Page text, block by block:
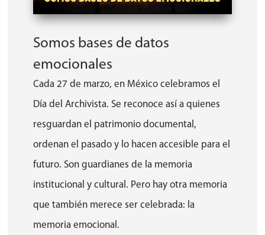
Somos bases de datos
emocionales
Cada 27 de marzo, en México celebramos el
Día del Archivista. Se reconoce así a quienes
resguardan el patrimonio documental,
ordenan el pasado y lo hacen accesible para el
futuro. Son guardianes de la memoria
institucional y cultural. Pero hay otra memoria
que también merece ser celebrada: la
memoria emocional.